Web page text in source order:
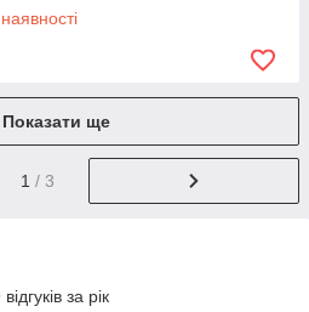
Показати ще
1 / 3
за рік